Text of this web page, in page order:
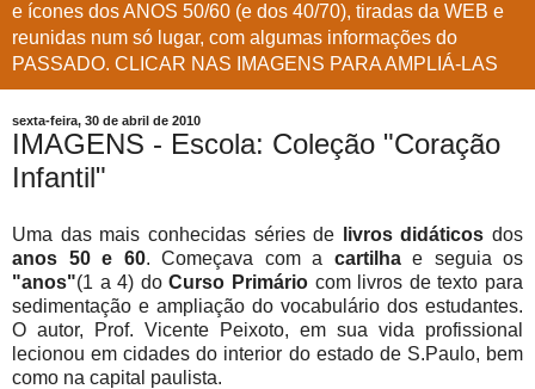
e ícones dos ANOS 50/60 (e dos 40/70), tiradas da WEB e
reunidas num só lugar, com algumas informações do
PASSADO. CLICAR NAS IMAGENS PARA AMPLIÁ-LAS
sexta-feira, 30 de abril de 2010
IMAGENS - Escola: Coleção "Coração
Infantil"
Uma das mais conhecidas séries de livros didáticos dos
anos 50 e 60. Começava com a cartilhae seguia os
"anos"(1 a 4) doCurso Primário com livros de texto para
sedimentação e ampliação do vocabulário dos estudantes.
O autor, Prof. Vicente Peixoto, em sua vida profissional
lecionou em cidades do interior do estado de S.Paulo, bem
como na capital paulista.